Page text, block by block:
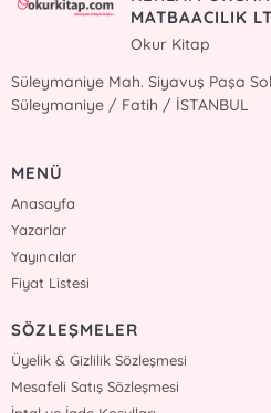
MATBAACILIK
Okur Kitap
Süleymaniye Mah. Siyavuş Paşa
Süleymaniye / Fatih / İSTANBUL
MENÜ
Anasayfa
Yazarlar
Yayıncılar
Fiyat Listesi
SÖZLEŞMELER
Üyelik & Gizlilik Sözleşmesi
Mesafeli Satış Sözleşmesi